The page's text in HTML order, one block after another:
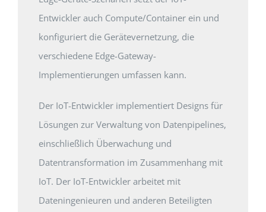
Entwickler auch Compute/Container ein und
konfiguriert die Gerätevernetzung, die
verschiedene Edge-Gateway-
Implementierungen umfassen kann.
Der IoT-Entwickler implementiert Designs für
Lösungen zur Verwaltung von Datenpipelines,
einschließlich Überwachung und
Datentransformation im Zusammenhang mit
IoT. Der IoT-Entwickler arbeitet mit
Dateningenieuren und anderen Beteiligten